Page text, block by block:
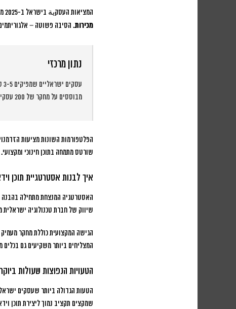
המציאות העסקية בישראל ב-2025 מציגה תמונה ברורה: עסקים שמשקיעים בתוכן וידאו קצר רואים עלייה ממוצעת של
מכירות. הסיבה פשוטה –
נתון מרכזי
עסקים ישראליים שמפיקים 3-5 סרטונים קצרים בשבוע רואים עלייה של
מבוססים על מחקר של 200 עסקים ישראליים בחודשים ינואר-ספטמבר 2025.
שורטס מתמחה בתוכן חינוכי
איך לבנות אסטרטגיית תוכן
האסטרטגיה המנצחת מתחילה
שיווק של חברת טכנולוגיה
המצליחים ביותר משקיעים גם בכלים
הטעויות הנפוצות שעולות ביוקר
הטעות הגדולה ביותר שעסקים
שמקצים תקציב נמוך ליצירת תוכן